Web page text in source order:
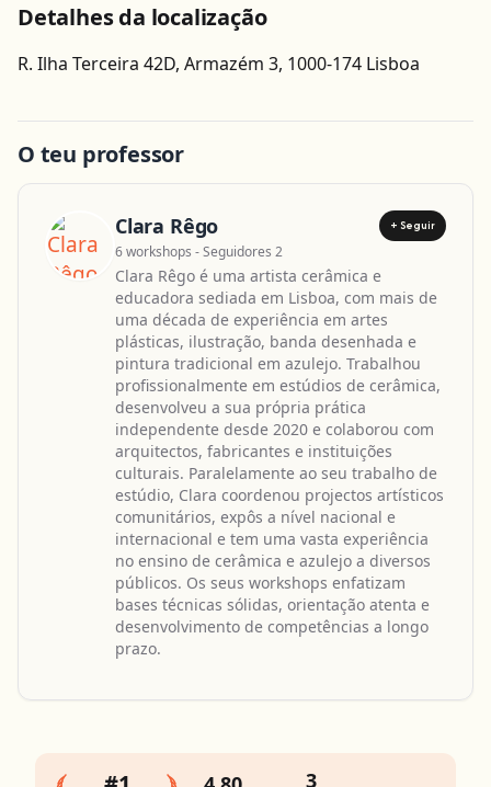
Detalhes da localização
R. Ilha Terceira 42D, Armazém 3, 1000-174 Lisboa
Leaflet| © OpenStreetMapcontributors
Obter direcções
O teu professor
Clara Rêgo + Seguir
6 workshops - Seguidores 2
Clara Rêgo é uma artista cerâmica e
educadora sediada em Lisboa, com mais de
uma década de experiência em artes
plásticas, ilustração, banda desenhada e
pintura tradicional em azulejo. Trabalhou
profissionalmente em estúdios de cerâmica,
desenvolveu a sua própria prática
independente desde 2020 e colaborou com
arquitectos, fabricantes e instituições
culturais. Paralelamente ao seu trabalho de
estúdio, Clara coordenou projectos artísticos
comunitários, expôs a nível nacional e
internacional e tem uma vasta experiência
no ensino de cerâmica e azulejo a diversos
públicos. Os seus workshops enfatizam
bases técnicas sólidas, orientação atenta e
desenvolvimento de competências a longo
prazo.
3